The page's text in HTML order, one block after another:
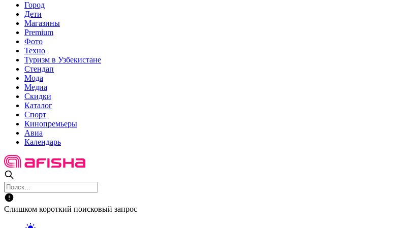
Город
Дети
Магазины
Premium
Фото
Техно
Туризм в Узбекистане
Стендап
Мода
Медиа
Скидки
Каталог
Спорт
Кинопремьеры
Авиа
Календарь
Слишком короткий поисковый запрос